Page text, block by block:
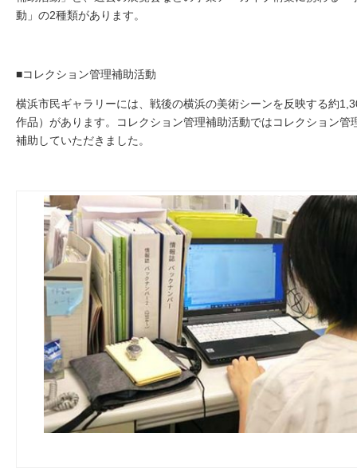
動」の2種類があります。
■コレクション管理補助活動
横浜市民ギャラリーには、戦後の横浜の美術シーンを反映する約
作品）があります。コレクション管理補助活動ではコレクション管
補助していただきました。